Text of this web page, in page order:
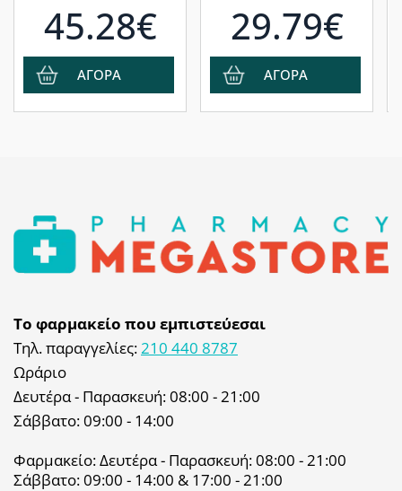
Φυσιολογικής Τριχοφυΐας
σε Περίπτωση
Τριχόπτωσης, 90κάψουλες
45.28€
ΑΓΟΡΑ
29.79€
ΑΓΟΡΑ
Το φαρμακείο που εμπιστεύεσαι
Τηλ. παραγγελίες:210 440 8787
Ωράριο
Δευτέρα - Παρασκευή: 08:00 - 21:00
Σάββατο: 09:00 - 14:00
Φαρμακείο: Δευτέρα - Παρασκευή: 08:00 - 21:00
Σάββατο: 09:00 - 14:00 & 17:00 - 21:00